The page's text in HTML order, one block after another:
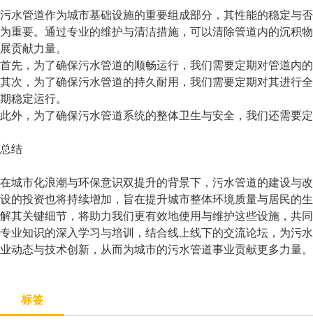
污水管道作为城市基础设施的重要组成部分，其性能的稳定与
为重要。通过专业的维护与清洁措施，可以清除管道内的沉积
展贡献力量。
首先，为了确保污水管道的顺畅运行，我们需要定期对管道内
其次，为了确保污水管道的持久耐用，我们需要定期对其进行
期稳定运行。
此外，为了确保污水管道系统的整体卫生与安全，我们还需要
总结
在城市化浪潮与环保意识双提升的背景下，污水管道的建设与
设的投资也将持续增加，旨在提升城市整体环境质量与居民的
解其关键细节，将助力我们更有效地使用与维护这些设施，共
专业知识的深入学习与培训，结合线上线下的交流论坛，为污
业动态与技术创新，从而为城市的污水管道事业贡献更多力量。
标签